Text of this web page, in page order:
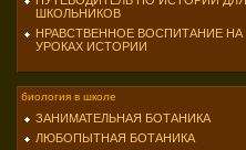
ШКОЛЬНИКОВ
НРАВСТВЕННОЕ ВОСПИТАНИЕ НА
УРОКАХ ИСТОРИИ
биология в школе
ЗАНИМАТЕЛЬНАЯ БОТАНИКА
ЛЮБОПЫТНАЯ БОТАНИКА